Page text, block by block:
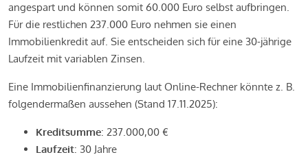
angespart und können somit 60.000 Euro selbst aufbringen.
Für die restlichen 237.000 Euro nehmen sie einen
Immobilienkredit auf. Sie entscheiden sich für eine 30-jährige
Laufzeit mit variablen Zinsen.
Eine Immobilienfinanzierung laut Online-Rechner könnte z. B.
folgendermaßen aussehen (Stand 17.11.2025):
Kreditsumme: 237.000,00 €
Laufzeit: 30 Jahre